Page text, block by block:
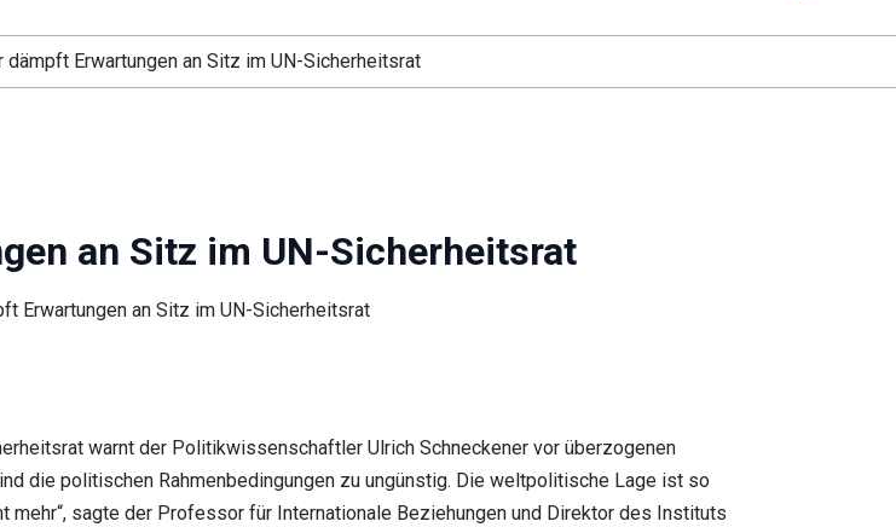
Erwartungen an Sitz im UN-Sicherheitsrat
an Sitz im UN-Sicherheitsrat
warnt der Politikwissenschaftler Ulrich Schneckener vor überzogenen
die politischen Rahmenbedingungen zu ungünstig. Die weltpolitische Lage ist so
sagte der Professor für Internationale Beziehungen und Direktor des Instituts